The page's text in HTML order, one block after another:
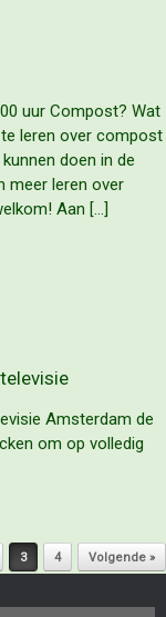
uur Compost? Wat
leren over compost
doen in de
meer leren over
Aan […]
Amsterdam de
om op volledig
3 4 Volgende »